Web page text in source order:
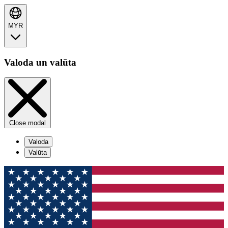
MYR
Valoda un valūta
Close modal
Valoda
Valūta